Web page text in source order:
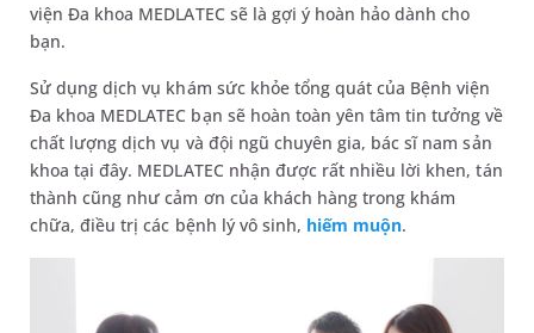
viện Đa khoa MEDLATEC sẽ là gợi ý hoàn hảo dành cho
bạn.
Sử dụng dịch vụ khám sức khỏe tổng quát của Bệnh viện
Đa khoa MEDLATEC bạn sẽ hoàn toàn yên tâm tin tưởng về
chất lượng dịch vụ và đội ngũ chuyên gia, bác sĩ nam sản
khoa tại đây. MEDLATEC nhận được rất nhiều lời khen, tán
thành cũng như cảm ơn của khách hàng trong khám
chữa, điều trị các bệnh lý vô sinh, hiếm muộn.